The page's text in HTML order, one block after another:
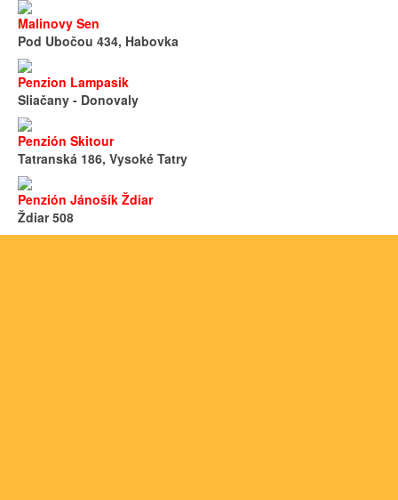
Malinovy Sen
Pod Ubočou 434, Habovka
Penzion Lampasik
Sliačany - Donovaly
Penzión Skitour
Tatranská 186, Vysoké Tatry
Penzión Jánošík Ždiar
Ždiar 508